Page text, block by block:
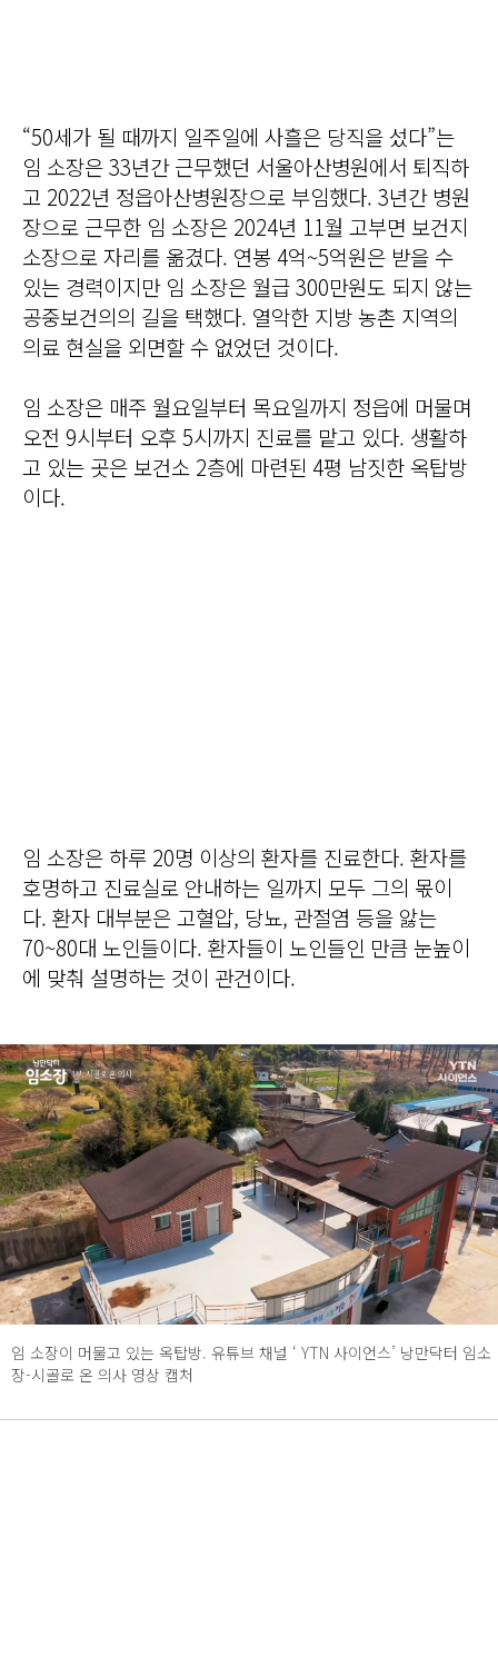
“50세가 될 때까지 일주일에 사흘은 당직을 섰다”는
임 소장은 33년간 근무했던 서울아산병원에서 퇴직하
고 2022년 정읍아산병원장으로 부임했다. 3년간 병원
장으로 근무한 임 소장은 2024년 11월 고부면 보건지
소장으로 자리를 옮겼다. 연봉 4억~5억원은 받을 수
있는 경력이지만 임 소장은 월급 300만원도 되지 않는
공중보건의의 길을 택했다. 열악한 지방 농촌 지역의
의료 현실을 외면할 수 없었던 것이다.
임 소장은 매주 월요일부터 목요일까지 정읍에 머물며
오전 9시부터 오후 5시까지 진료를 맡고 있다. 생활하
고 있는 곳은 보건소 2층에 마련된 4평 남짓한 옥탑방
이다.
임 소장은 하루 20명 이상의 환자를 진료한다. 환자를
호명하고 진료실로 안내하는 일까지 모두 그의 몫이
다. 환자 대부분은 고혈압, 당뇨, 관절염 등을 앓는
70~80대 노인들이다. 환자들이 노인들인 만큼 눈높이
에 맞춰 설명하는 것이 관건이다.
임 소장이 머물고 있는 옥탑방. 유튜브 채널 ‘ YTN 사이언스’ 낭만닥터 임소
장-시골로 온 의사 영상 캡처